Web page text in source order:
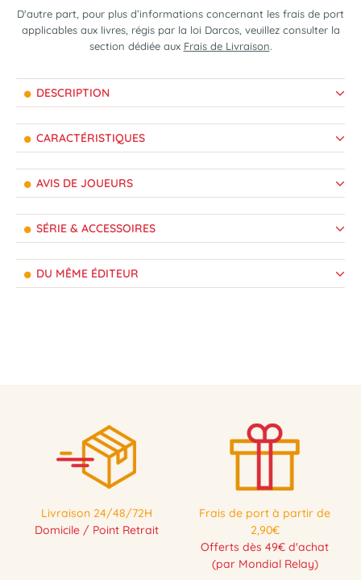
D'autre part, pour plus d’informations concernant les frais de port
applicables aux livres, régis par la loi Darcos, veuillez consulter la
section dédiée aux Frais de Livraison.
DESCRIPTION
CARACTÉRISTIQUES
AVIS DE JOUEURS
SÉRIE & ACCESSOIRES
DU MÊME ÉDITEUR
Livraison 24/48/72H
Domicile / Point Retrait
Frais de port à partir de
2,90€
Offerts dès 49€ d'achat
(par Mondial Relay)